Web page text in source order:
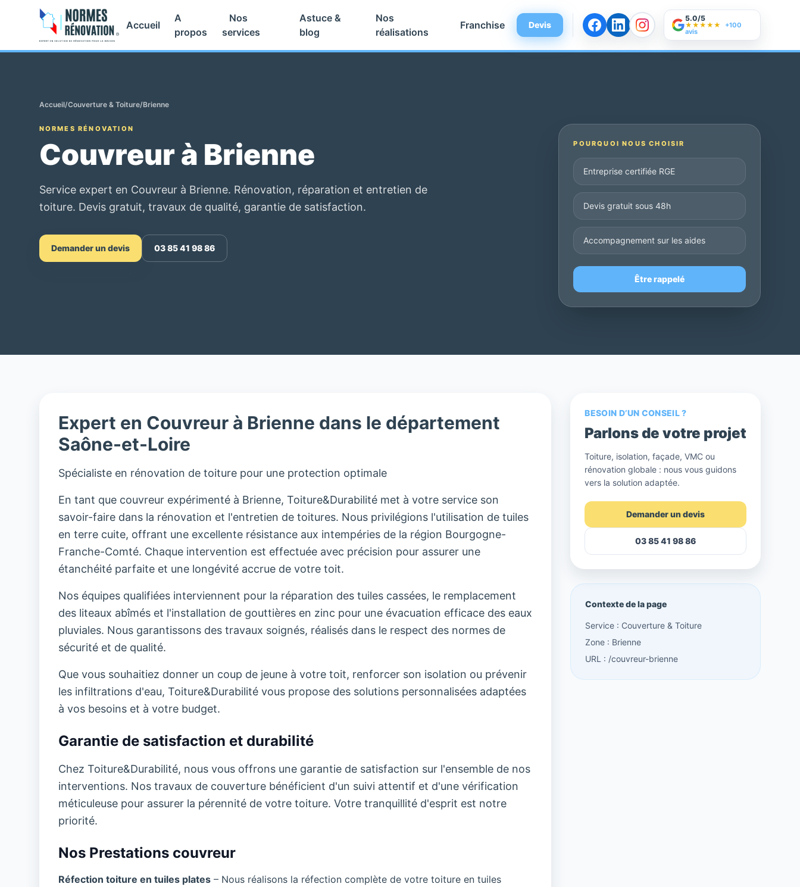
Accueil
A
propos
Nos
services
Astuce &
blog
Nos
réalisations
Franchise Devis
5.0/5
★★★★★ +100
avis
Accueil/Couverture & Toiture/Brienne
NORMES RÉNOVATION
Couvreur à Brienne
Service expert en Couvreur à Brienne. Rénovation, réparation et entretien de
toiture. Devis gratuit, travaux de qualité, garantie de satisfaction.
Demander un devis 03 85 41 98 86
POURQUOI NOUS CHOISIR
Entreprise certifiée RGE
Devis gratuit sous 48h
Accompagnement sur les aides
Être rappelé
Expert en Couvreur à Brienne dans le département
Saône-et-Loire
Spécialiste en rénovation de toiture pour une protection optimale
En tant que couvreur expérimenté à Brienne, Toiture&Durabilité met à votre service son
savoir-faire dans la rénovation et l'entretien de toitures. Nous privilégions l'utilisation de tuiles
en terre cuite, offrant une excellente résistance aux intempéries de la région Bourgogne-
Franche-Comté. Chaque intervention est effectuée avec précision pour assurer une
étanchéité parfaite et une longévité accrue de votre toit.
Nos équipes qualifiées interviennent pour la réparation des tuiles cassées, le remplacement
des liteaux abîmés et l'installation de gouttières en zinc pour une évacuation efficace des eaux
pluviales. Nous garantissons des travaux soignés, réalisés dans le respect des normes de
sécurité et de qualité.
Que vous souhaitiez donner un coup de jeune à votre toit, renforcer son isolation ou prévenir
les infiltrations d'eau, Toiture&Durabilité vous propose des solutions personnalisées adaptées
à vos besoins et à votre budget.
Garantie de satisfaction et durabilité
Chez Toiture&Durabilité, nous vous offrons une garantie de satisfaction sur l'ensemble de nos
interventions. Nos travaux de couverture bénéficient d'un suivi attentif et d'une vérification
méticuleuse pour assurer la pérennité de votre toiture. Votre tranquillité d'esprit est notre
priorité.
Nos Prestations couvreur
Réfection toiture en tuiles plates– Nous réalisons la réfection complète de votre toiture en tuiles
BESOIN D’UN CONSEIL ?
Parlons de votre projet
Toiture, isolation, façade, VMC ou
rénovation globale : nous vous guidons
vers la solution adaptée.
Demander un devis
03 85 41 98 86
Contexte de la page
Service : Couverture & Toiture
Zone : Brienne
URL : /couvreur-brienne